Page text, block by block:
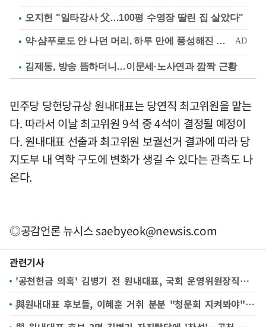
오지헌 "일타강사 父…100평 수영장 딸린 집 살았다"
김제동, 방송 뜸하더니…이문세·노사연과 깜짝 근황
민주당 당헌당규상 원내대표는 당연직 최고위원을 맡는
다. 따라서 이날 최고위원 9석 중 4석이 결정될 예정이
다. 원내대표 선출과 최고위원 보궐선거 결과에 따라 당
지도부 내 역학 구도에 변화가 생길 수 있다는 관측도 나
온다.
◎공감언론 뉴시스saebyeok@newsis.com
관련기사
'공천헌금 의혹' 김병기 전 원내대표, 국회 운영위원장직도 사임
與원내대표 후보들, 이혜훈 거취 분분 "청문회 지켜봐야" "방어할 이유 없어"